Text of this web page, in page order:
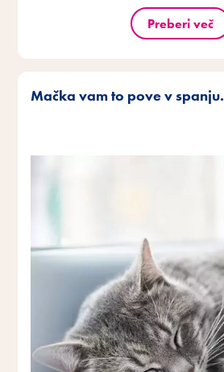
Preberi več
Mačka vam to pove v spanju.